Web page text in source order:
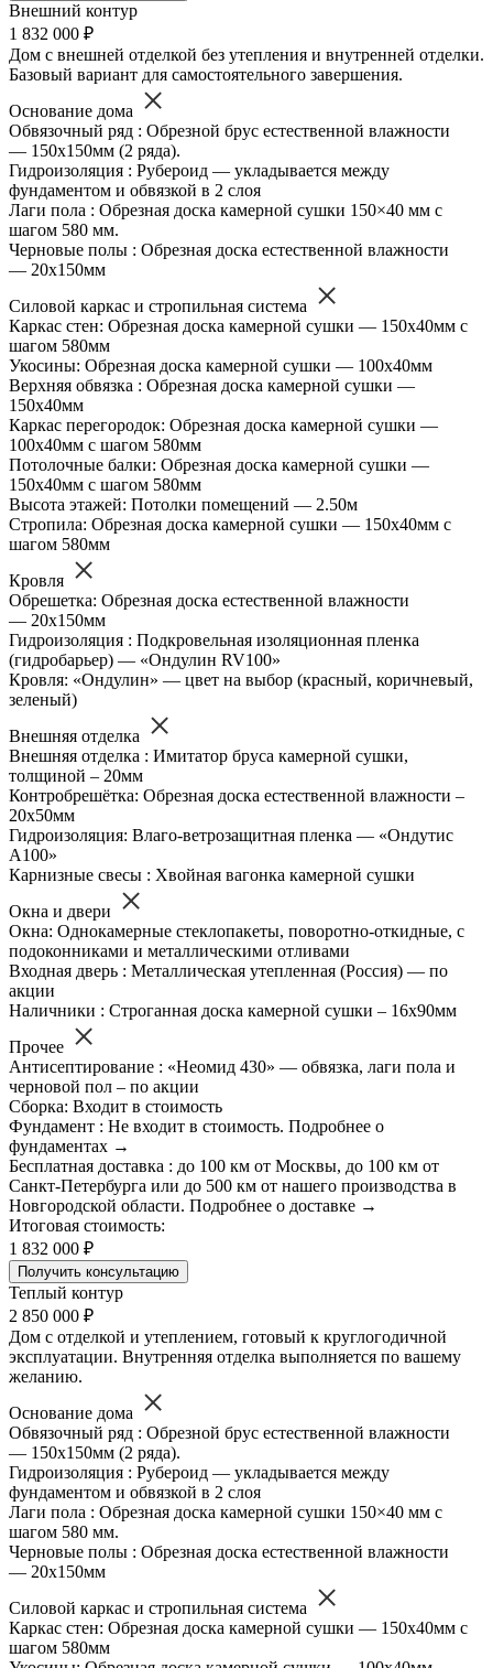
Внешний контур
1 832 000 ₽
Дом с внешней отделкой без утепления и внутренней отделки.
Базовый вариант для самостоятельного завершения.
Основание дома
Обвязочный ряд : Обрезной брус естественной влажности
— 150х150мм (2 ряда).
Гидроизоляция : Рубероид — укладывается между
фундаментом и обвязкой в 2 слоя
Лаги пола : Обрезная доска камерной сушки 150×40 мм с
шагом 580 мм.
Черновые полы : Обрезная доска естественной влажности
— 20х150мм
Силовой каркас и стропильная система
Каркас стен: Обрезная доска камерной сушки — 150х40мм с
шагом 580мм
Укосины: Обрезная доска камерной сушки — 100х40мм
Верхняя обвязка : Обрезная доска камерной сушки —
150х40мм
Каркас перегородок: Обрезная доска камерной сушки —
100х40мм с шагом 580мм
Потолочные балки: Обрезная доска камерной сушки —
150х40мм с шагом 580мм
Высота этажей: Потолки помещений — 2.50м
Стропила: Обрезная доска камерной сушки — 150х40мм с
шагом 580мм
Кровля
Обрешетка: Обрезная доска естественной влажности
— 20х150мм
Гидроизоляция : Подкровельная изоляционная пленка
(гидробарьер) — «Ондулин RV100»
Кровля: «Ондулин» — цвет на выбор (красный, коричневый,
зеленый)
Внешняя отделка
Внешняя отделка : Имитатор бруса камерной сушки,
толщиной – 20мм
Контробрешётка: Обрезная доска естественной влажности –
20х50мм
Гидроизоляция: Влаго-ветрозащитная пленка — «Ондутис
А100»
Карнизные свесы : Хвойная вагонка камерной сушки
Окна и двери
Окна: Однокамерные стеклопакеты, поворотно-откидные, с
подоконниками и металлическими отливами
Входная дверь : Металлическая утепленная (Россия) — по
акции
Наличники : Строганная доска камерной сушки – 16х90мм
Прочее
Антисептирование : «Неомид 430» — обвязка, лаги пола и
черновой пол – по акции
Сборка: Входит в стоимость
Фундамент : Не входит в стоимость. Подробнее о
фундаментах →
Бесплатная доставка : до 100 км от Москвы, до 100 км от
Санкт-Петербурга или до 500 км от нашего производства в
Новгородской области. Подробнее о доставке →
Итоговая стоимость:
1 832 000 ₽
Получить консультацию
Теплый контур
2 850 000 ₽
Дом с отделкой и утеплением, готовый к круглогодичной
эксплуатации. Внутренняя отделка выполняется по вашему
желанию.
Основание дома
Обвязочный ряд : Обрезной брус естественной влажности
— 150х150мм (2 ряда).
Гидроизоляция : Рубероид — укладывается между
фундаментом и обвязкой в 2 слоя
Лаги пола : Обрезная доска камерной сушки 150×40 мм с
шагом 580 мм.
Черновые полы : Обрезная доска естественной влажности
— 20х150мм
Силовой каркас и стропильная система
Каркас стен: Обрезная доска камерной сушки — 150х40мм с
шагом 580мм